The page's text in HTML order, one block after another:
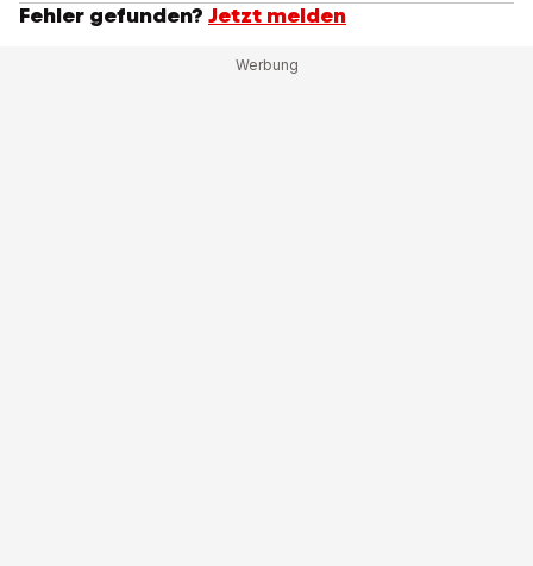
Fehler gefunden? Jetzt melden